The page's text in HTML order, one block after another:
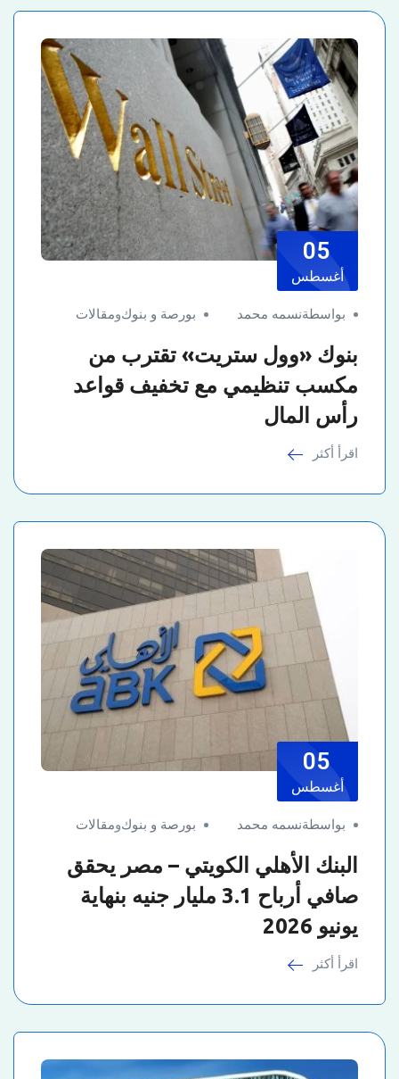
05
أغسطس
بواسطةنسمه محمد بورصة و بنوكومقالات
بنوك «وول ستريت» تقترب من
مكسب تنظيمي مع تخفيف قواعد
رأس المال
اقرأ أكثر
05
أغسطس
بواسطةنسمه محمد بورصة و بنوكومقالات
البنك الأهلي الكويتي – مصر يحقق
صافي أرباح 3.1 مليار جنيه بنهاية
يونيو 2026
اقرأ أكثر